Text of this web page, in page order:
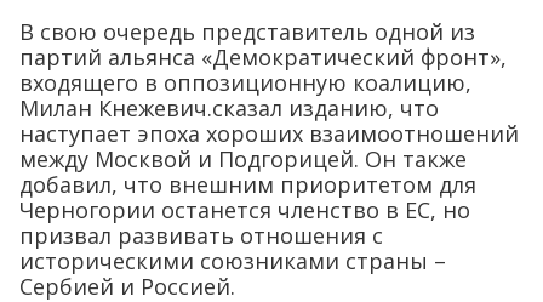
В свою очередь представитель одной из
партий альянса «Демократический фронт»,
входящего в оппозиционную коалицию,
Милан Кнежевич.сказал изданию, что
наступает эпоха хороших взаимоотношений
между Москвой и Подгорицей. Он также
добавил, что внешним приоритетом для
Черногории останется членство в ЕС, но
призвал развивать отношения с
историческими союзниками страны –
Сербией и Россией.